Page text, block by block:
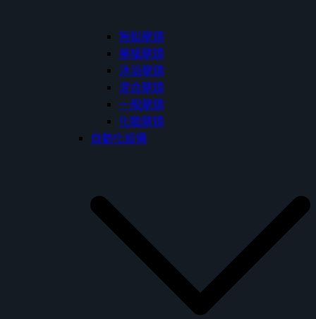
無鉛龍頭
單槍龍頭
沐浴龍頭
混合龍頭
一般龍頭
化驗龍頭
自動化設備